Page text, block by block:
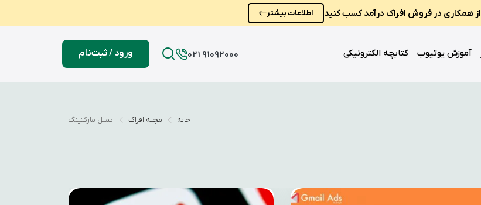
از همکاری در فروش افراک درآمد کسب کنید اطلاعات بیشتر
آموزش یوتیوب کتابچه الکترونیکی 021 91092000 ورود / ثبت‌نام
خانه مجله افراک ایمیل مارکتینگ